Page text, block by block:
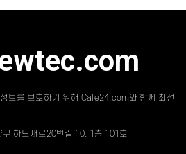
보를 보호하기 위해 Cafe24.com와 함께 최선
하느재로20번길 10, 1층 101호